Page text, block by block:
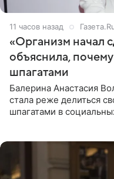
11 часов назад
«Организм начал
объяснила,
шпагатами
Балерина Анастасия
стала реже делиться
шпагатами в